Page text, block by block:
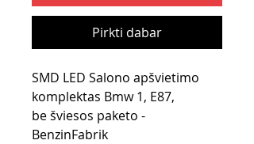
Pirkti dabar
SMD LED Salono apšvietimo
komplektas Bmw 1, E87,
be šviesos paketo -
BenzinFabrik